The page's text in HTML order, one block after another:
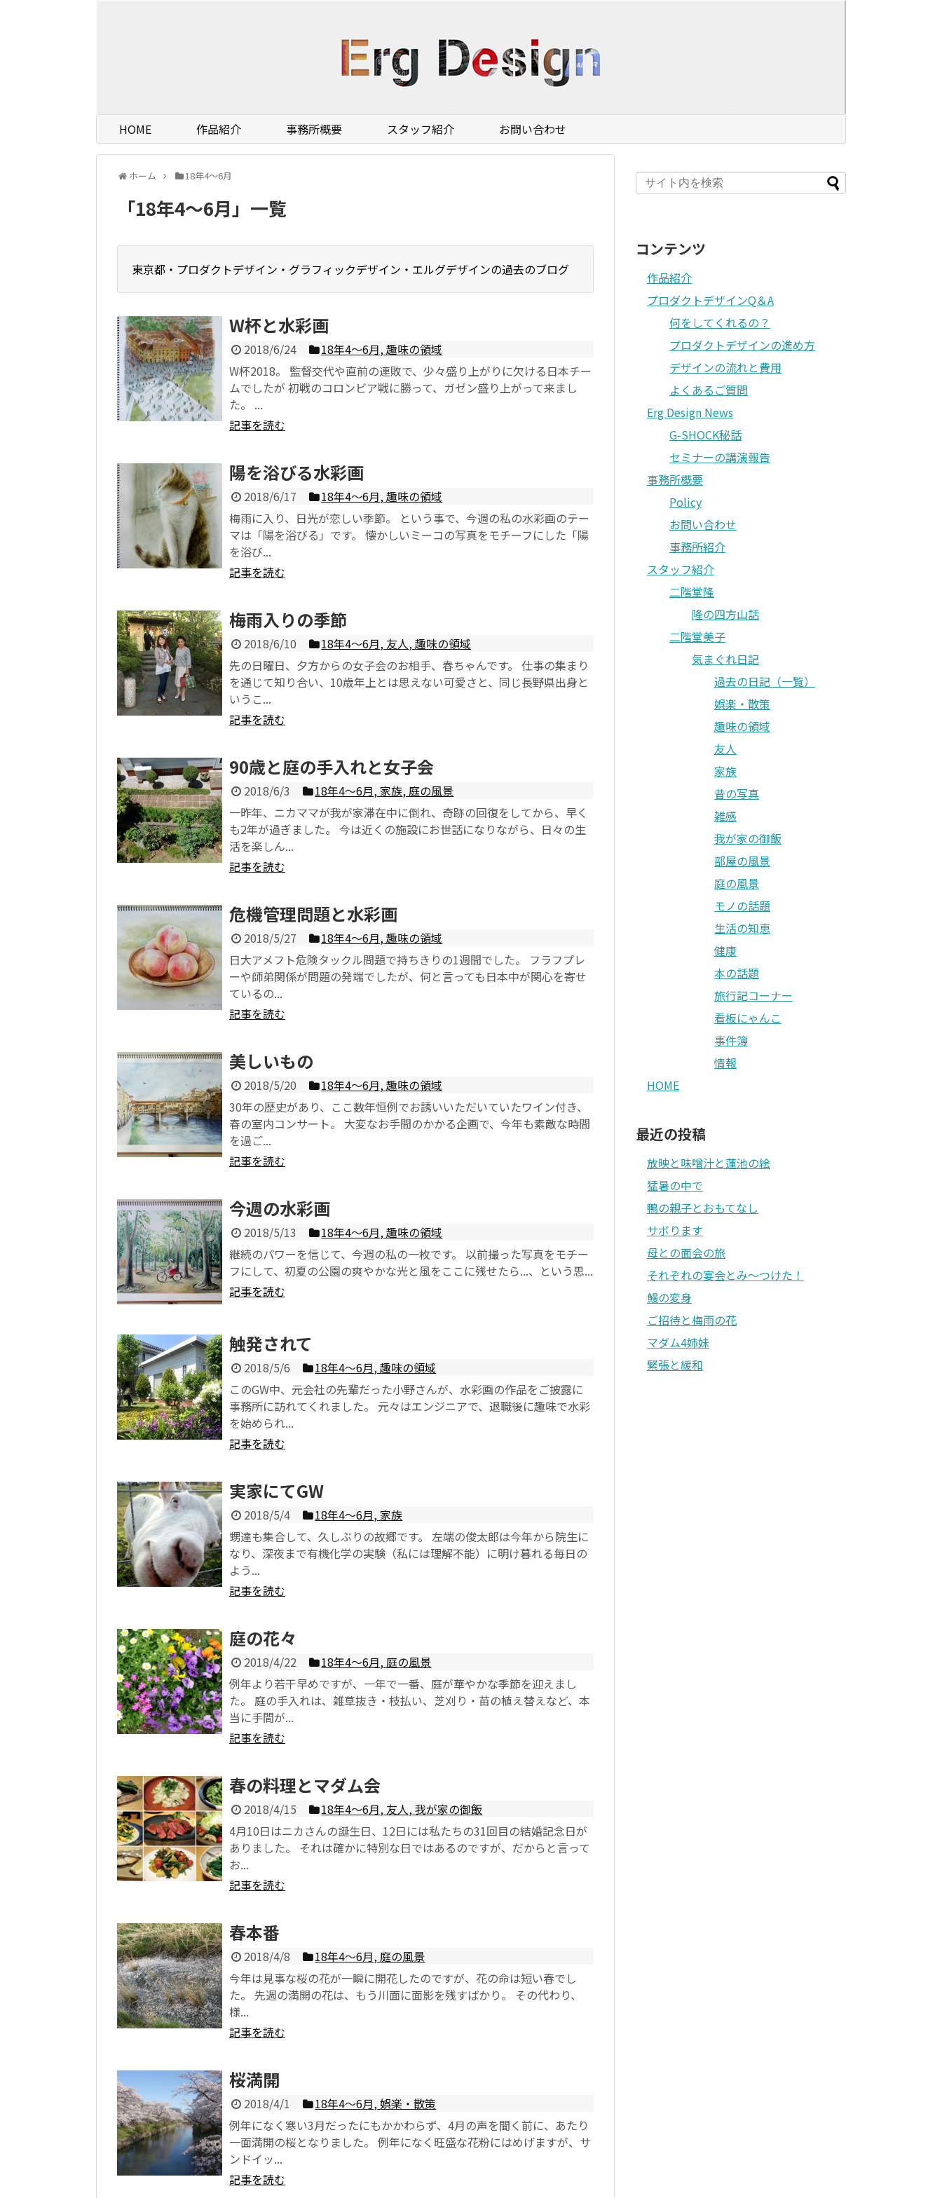
HOME 作品紹介 事務所概要 スタッフ紹介 お問い合わせ
ホーム 18年4〜6月
「18年4〜6月 」 一覧
東京都・プロダクトデザイン・グラフィックデザイン・エルグデザインの過去のブログ
W杯と水彩画
2018/6/24 18年4〜6月,趣味の領域
W杯2018。 監督交代や直前の連敗で、少々盛り上がりに欠ける日本チー
ムでしたが 初戦のコロンビア戦に勝って、ガゼン盛り上がって来まし
た。 ...
記事を読む
陽を浴びる水彩画
2018/6/17 18年4〜6月,趣味の領域
梅雨に入り、日光が恋しい季節。 という事で、今週の私の水彩画のテー
マは「陽を浴びる」です。 懐かしいミーコの写真をモチーフにした「陽
を浴び...
記事を読む
梅雨入りの季節
2018/6/10 18年4〜6月, 友人,趣味の領域
先の日曜日、夕方からの女子会のお相手、春ちゃんです。 仕事の集まり
を通じて知り合い、10歳年上とは思えない可愛さと、同じ長野県出身と
いうこ...
記事を読む
90歳と庭の手入れと女子会
2018/6/3 18年4〜6月,家族,庭の風景
一昨年、ニカママが我が家滞在中に倒れ、奇跡の回復をしてから、早く
も2年が過ぎました。 今は近くの施設にお世話になりながら、日々の生
活を楽しん...
記事を読む
危機管理問題と水彩画
2018/5/27 18年4〜6月,趣味の領域
日大アメフト危険タックル問題で持ちきりの1週間でした。 フラフプレ
ーや師弟関係が問題の発端でしたが、何と言っても日本中が関心を寄せ
ているの...
記事を読む
美しいもの
2018/5/20 18年4〜6月,趣味の領域
30年の歴史があり、ここ数年恒例でお誘いいただいていたワイン付き、
春の室内コンサート。 大変なお手間のかかる企画で、今年も素敵な時間
を過ご...
記事を読む
今週の水彩画
2018/5/13 18年4〜6月,趣味の領域
継続のパワーを信じて、今週の私の一枚です。 以前撮った写真をモチー
フにして、初夏の公園の爽やかな光と風をここに残せたら...、という思...
記事を読む
触発されて
2018/5/6 18年4〜6月,趣味の領域
このGW中、元会社の先輩だった小野さんが、水彩画の作品をご披露に
事務所に訪れてくれました。 元々はエンジニアで、退職後に趣味で水彩
を始められ...
記事を読む
実家にてGW
2018/5/4 18年4〜6月,家族
甥達も集合して、久しぶりの故郷です。 左端の俊太郎は今年から院生に
なり、深夜まで有機化学の実験（私には理解不能）に明け暮れる毎日の
よう...
記事を読む
庭の花々
2018/4/22 18年4〜6月,庭の風景
例年より若干早めですが、一年で一番、庭が華やかな季節を迎えまし
た。 庭の手入れは、雑草抜き・枝払い、芝刈り・苗の植え替えなど、本
当に手間が...
記事を読む
春の料理とマダム会
2018/4/15 18年4〜6月, 友人,我が家の御飯
4月10日はニカさんの誕生日、12日には私たちの31回目の結婚記念日が
ありました。 それは確かに特別な日ではあるのですが、だからと言って
お...
記事を読む
春本番
2018/4/8 18年4〜6月,庭の風景
今年は見事な桜の花が一瞬に開花したのですが、花の命は短い春でし
た。 先週の満開の花は、もう川面に面影を残すばかり。 その代わり、
様...
記事を読む
桜満開
2018/4/1 18年4〜6月,娯楽・散策
例年になく寒い3月だったにもかかわらず、4月の声を聞く前に、あたり
一面満開の桜となりました。 例年になく旺盛な花粉にはめげますが、サ
ンドイッ...
記事を読む
コンテンツ
作品紹介
プロダクトデザインQ＆A
何をしてくれるの？
プロダクトデザインの進め方
デザインの流れと費用
よくあるご質問
Erg Design News
G-SHOCK秘話
セミナーの講演報告
事務所概要
Policy
お問い合わせ
事務所紹介
スタッフ紹介
二階堂隆
隆の四方山話
二階堂美子
気まぐれ日記
過去の日記（一覧）
娯楽・散策
趣味の領域
友人
家族
昔の写真
雑感
我が家の御飯
部屋の風景
庭の風景
モノの話題
生活の知恵
健康
本の話題
旅行記コーナー
看板にゃんこ
事件簿
情報
HOME
最近の投稿
放映と味噌汁と蓮池の絵
猛暑の中で
鴨の親子とおもてなし
サボります
母との面会の旅
それぞれの宴会とみ〜つけた！
鰻の変身
ご招待と梅雨の花
マダム4姉妹
緊張と緩和